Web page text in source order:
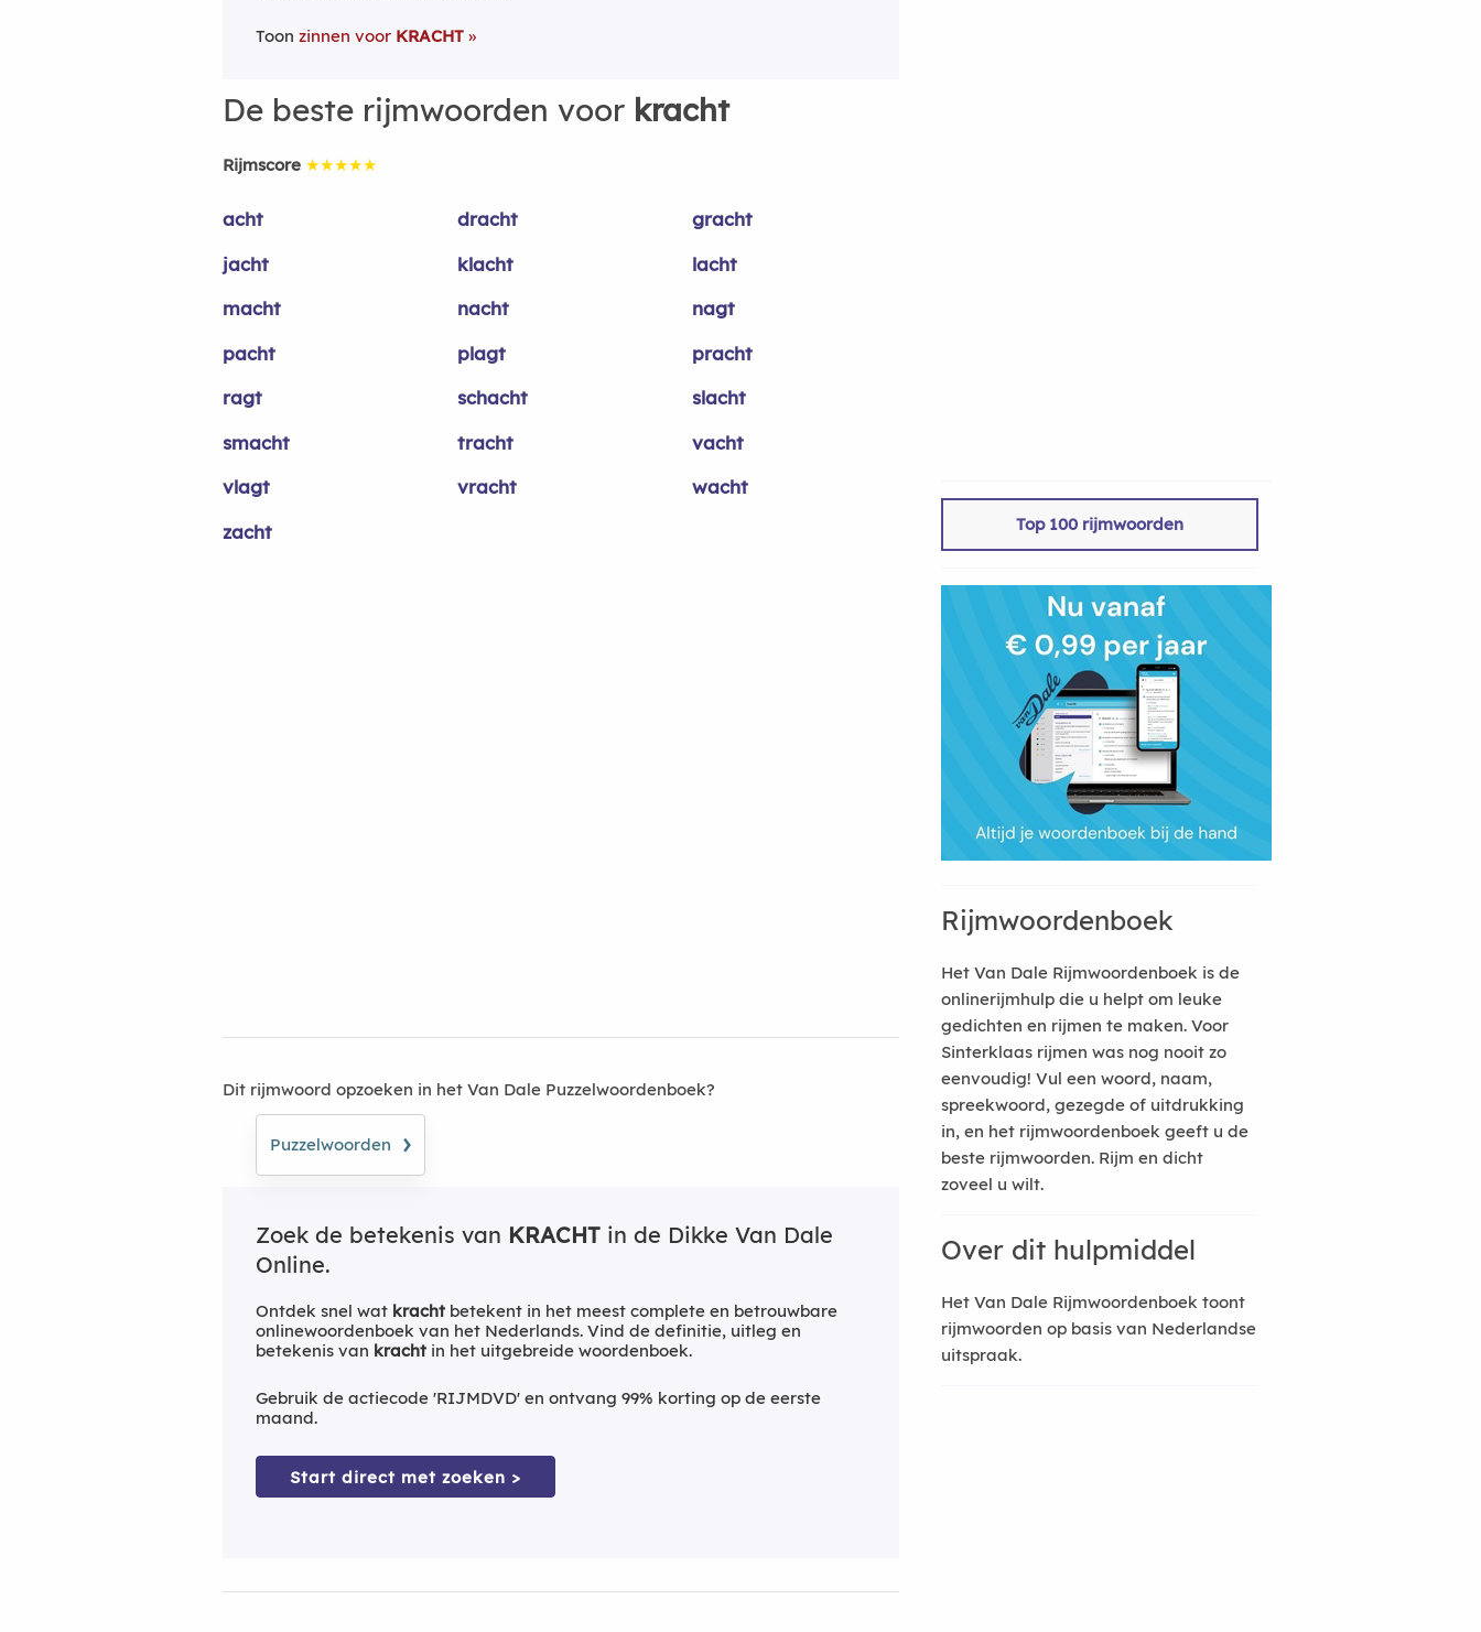
Toon zinnen voor KRACHT
De beste rijmwoorden voor kracht
Rijmscore ★★★★★
acht dracht
gracht
jacht
klacht
lacht
macht
nacht
nagt
pacht
plagt
pracht
ragt
schacht
slacht
smacht
tracht
vacht
vlagt
vracht
wacht
zacht
Dit rijmwoord opzoeken in het Van Dale Puzzelwoordenboek?
Puzzelwoorden ›
Zoek de betekenis van KRACHT in de Dikke Van Dale
Online.
Ontdek snel wat kracht betekent in het meest complete en betrouwbare
onlinewoordenboek van het Nederlands. Vind de definitie, uitleg en
betekenis van kracht in het uitgebreide woordenboek.
Gebruik de actiecode 'RIJMDVD' en ontvang 99% korting op de eerste
maand.
Start direct met zoeken >
Top 100 rijmwoorden
Rijmwoordenboek
Het Van Dale Rijmwoordenboek is de
onlinerijmhulp die u helpt om leuke
gedichten en rijmen te maken. Voor
Sinterklaas rijmen was nog nooit zo
eenvoudig! Vul een woord, naam,
spreekwoord, gezegde of uitdrukking
in, en het rijmwoordenboek geeft u de
beste rijmwoorden. Rijm en dicht
zoveel u wilt.
Over dit hulpmiddel
Het Van Dale Rijmwoordenboek toont
rijmwoorden op basis van Nederlandse
uitspraak.